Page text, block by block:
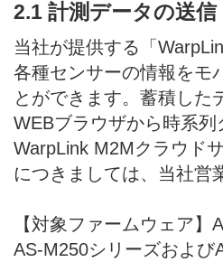
2.1 計測データの送信
当社が提供する「
各種センサーの情報をモ
とができます。蓄積した
WEBブラウザから時系
WarpLink M2Mクラウド
につきましては、当社営
【対象ファームウェア
AS-M250シリーズおよ